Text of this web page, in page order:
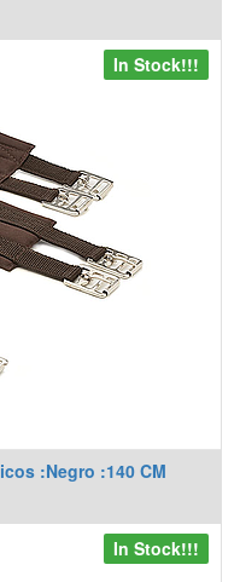
:Negro :140 CM
In Stock!!!
In Stock!!!